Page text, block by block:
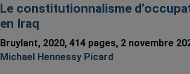
Le constitutionnalisme
en Iraq
Bruylant, 2020, 414 pages, 2 novembre
Michael Hennessy Picard